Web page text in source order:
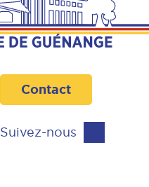
Contact
Suivez-nous